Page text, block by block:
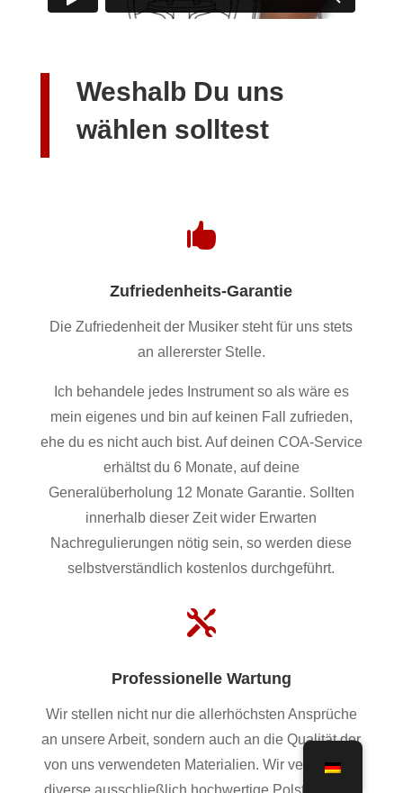
Weshalb Du uns
wählen solltest

Zufriedenheits-Garantie
Die Zufriedenheit der Musiker steht für uns stets
an allererster Stelle.
Ich behandele jedes Instrument so als wäre es
mein eigenes und bin auf keinen Fall zufrieden,
ehe du es nicht auch bist. Auf deinen COA-Service
erhältst du 6 Monate, auf deine
Generalüberholung 12 Monate Garantie. Sollten
innerhalb dieser Zeit wider Erwarten
Nachregulierungen nötig sein, so werden diese
selbstverständlich kostenlos durchgeführt.

Professionelle Wartung
Wir stellen nicht nur die allerhöchsten Ansprüche
an unsere Arbeit, sondern auch an die Qualität der
von uns verwendeten Materialien. Wir verwenden